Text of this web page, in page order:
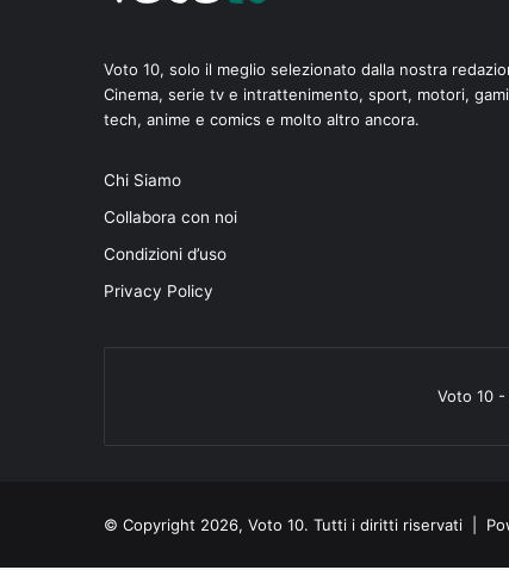
Voto 10, solo il meglio selezionato dalla nostra
Cinema, serie tv e intrattenimento, sport, motori,
tech, anime e comics e molto altro ancora.
Chi Siamo
Collabora con noi
Condizioni d’uso
Privacy Policy
Voto 10
© Copyright 2026, Voto 10. Tutti i diritti riservati |